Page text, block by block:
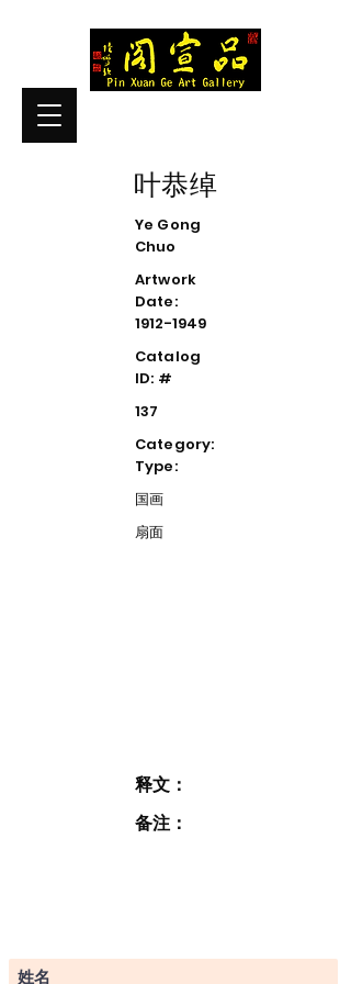
叶恭绰
Ye Gong
Chuo
Artwork
Date:
1912-1949
Catalog
ID: #
137
Category:
Type:
国画
扇面
释文：
备注：